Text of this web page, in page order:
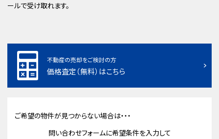
ールで受け取れます。
不動産の売却をご検討の方
価格査定（無料）はこちら
ご希望の物件が見つからない場合は・・・
問い合わせフォームに希望条件を入力して